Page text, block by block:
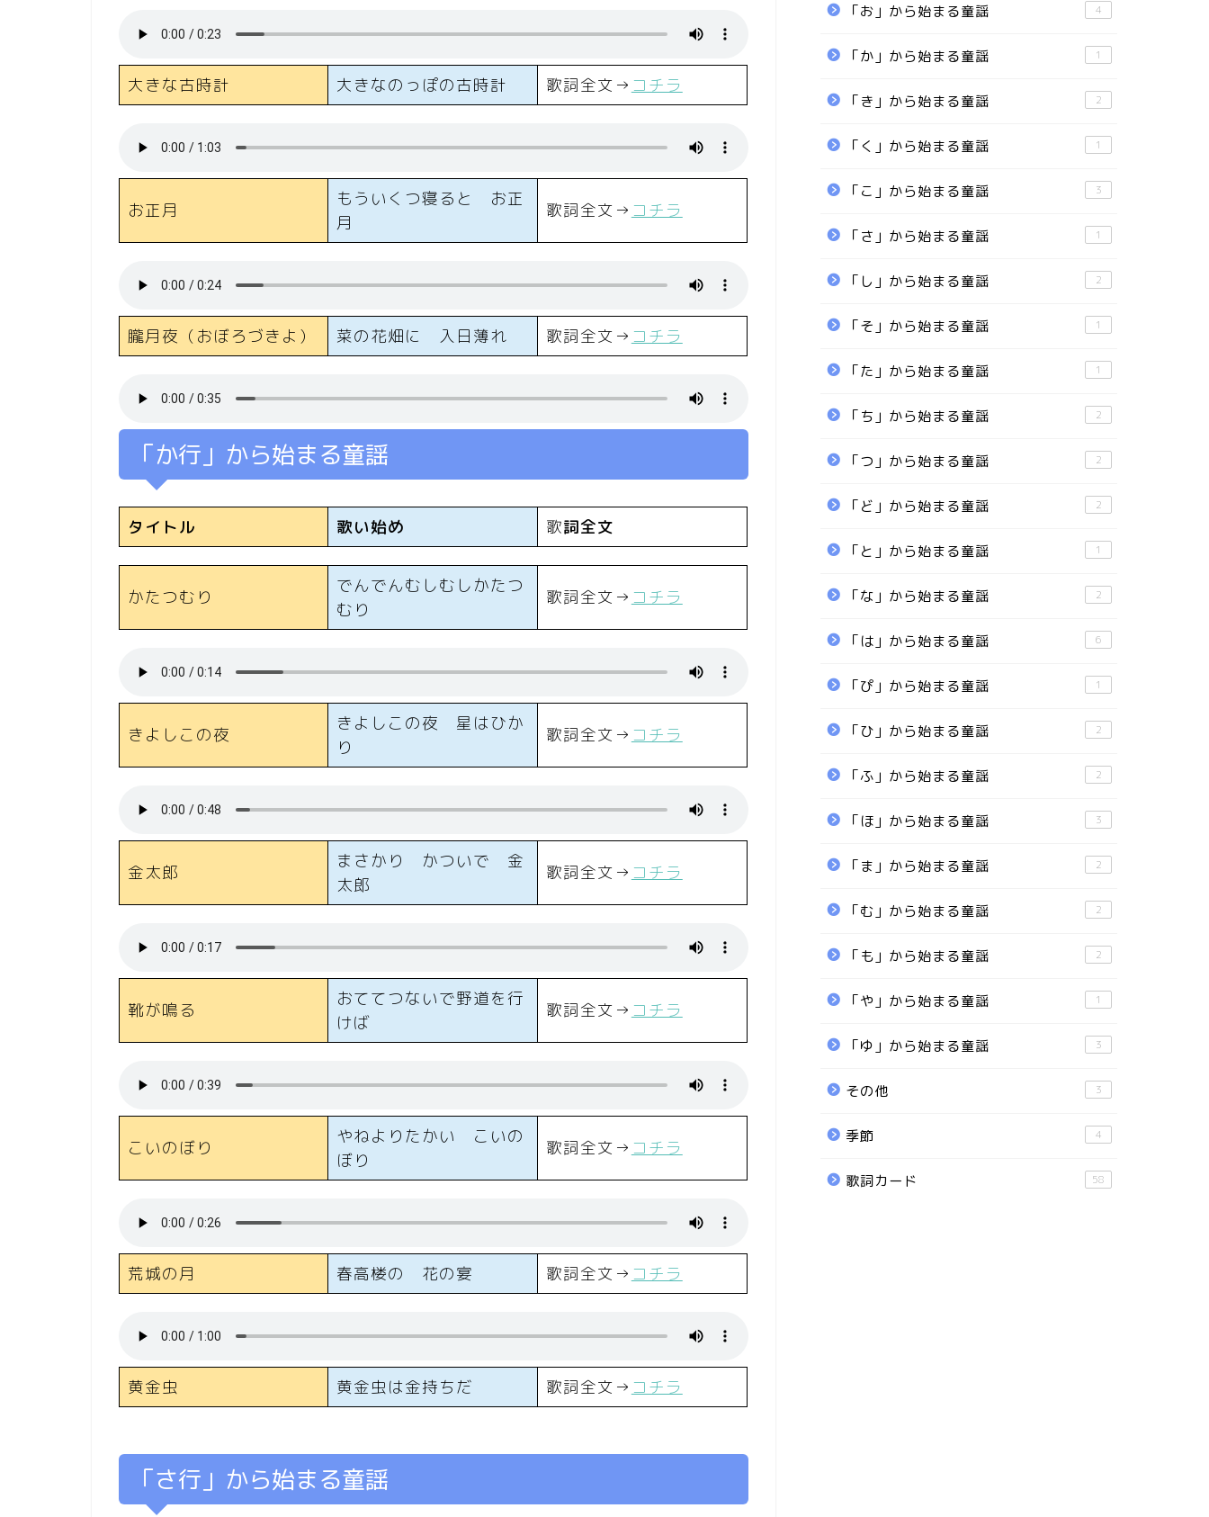
大きな古時計 大きなのっぽの古時計 歌詞全文→ コチラ
お正月
もういくつ寝ると お正
月
歌詞全文→ コチラ
朧月夜（おぼろづきよ） 菜の花畑に 入日薄れ 歌詞全文→ コチラ
「か行」から始まる童謡
タイトル 歌い始め 歌詞全文
かたつむり
でんでんむしむしかたつ
むり
歌詞全文→ コチラ
きよしこの夜
きよしこの夜 星はひか
り
歌詞全文→ コチラ
金太郎
まさかり かついで 金
太郎
歌詞全文→ コチラ
靴が鳴る
おててつないで野道を行
けば
歌詞全文→ コチラ
こいのぼり
やねよりたかい こいの
ぼり
歌詞全文→ コチラ
荒城の月 春高楼の 花の宴 歌詞全文→ コチラ
黄金虫 黄金虫は金持ちだ 歌詞全文→ コチラ
「さ行」から始まる童謡
「お」から始まる童謡 4
「か」から始まる童謡 1
「き」から始まる童謡 2
「く」から始まる童謡 1
「こ」から始まる童謡 3
「さ」から始まる童謡 1
「し」から始まる童謡 2
「そ」から始まる童謡 1
「た」から始まる童謡 1
「ち」から始まる童謡 2
「つ」から始まる童謡 2
「ど」から始まる童謡 2
「と」から始まる童謡 1
「な」から始まる童謡 2
「は」から始まる童謡 6
「ぴ」から始まる童謡 1
「ひ」から始まる童謡 2
「ふ」から始まる童謡 2
「ほ」から始まる童謡 3
「ま」から始まる童謡 2
「む」から始まる童謡 2
「も」から始まる童謡 2
「や」から始まる童謡 1
「ゆ」から始まる童謡 3
その他 3
季節 4
歌詞カード 58